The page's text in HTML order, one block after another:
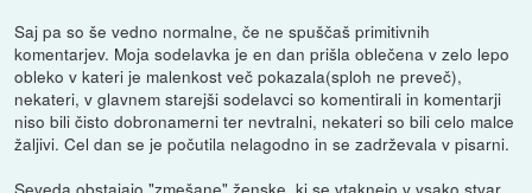
Saj pa so še vedno normalne, če ne spuščaš primitivnih
komentarjev. Moja sodelavka je en dan prišla oblečena v zelo lepo
obleko v kateri je malenkost več pokazala(sploh ne preveč),
nekateri, v glavnem starejši sodelavci so komentirali in komentarji
niso bili čisto dobronamerni ter nevtralni, nekateri so bili celo malce
žaljivi. Cel dan se je počutila nelagodno in se zadrževala v pisarni.